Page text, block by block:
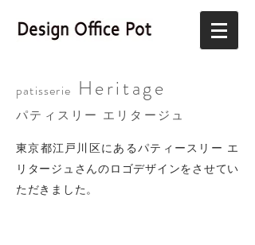
patisserie Heritage
パティスリー エリタージュ
東京都江戸川区にあるパティースリー エ
リタージュさんのロゴデザインをさせてい
ただきました。